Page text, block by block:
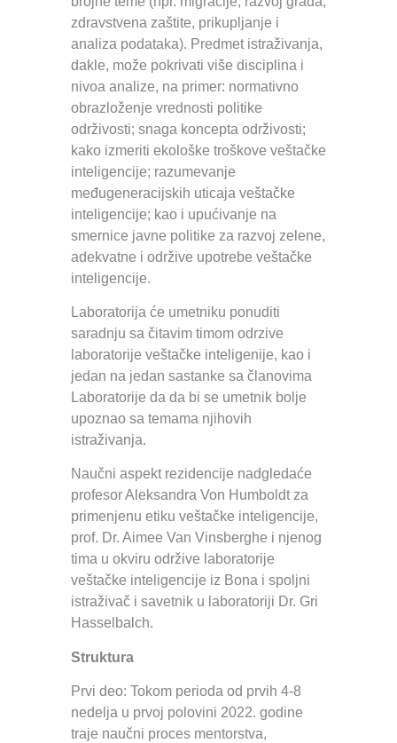
zdravstvena zaštite, prikupljanje i
analiza podataka). Predmet istraživanja,
dakle, može pokrivati više disciplina i
nivoa analize, na primer: normativno
obrazloženje vrednosti politike
održivosti; snaga koncepta održivosti;
kako izmeriti ekološke troškove veštačke
inteligencije; razumevanje
međugeneracijskih uticaja veštačke
inteligencije; kao i upućivanje na
smernice javne politike za razvoj zelene,
adekvatne i održive upotrebe veštačke
inteligencije.
Laboratorija će umetniku ponuditi
saradnju sa čitavim timom odrzive
laboratorije veštačke inteligenije, kao i
jedan na jedan sastanke sa članovima
Laboratorije da da bi se umetnik bolje
upoznao sa temama njihovih
istraživanja.
Naučni aspekt rezidencije nadgledaće
profesor Aleksandra Von Humboldt za
primenjenu etiku veštačke inteligencije,
prof. Dr. Aimee Van Vinsberghe i njenog
tima u okviru održive laboratorije
veštačke inteligencije iz Bona i spoljni
istraživač i savetnik u laboratoriji Dr. Gri
Hasselbalch.
Struktura
Prvi deo: Tokom perioda od prvih 4-8
nedelja u prvoj polovini 2022. godine
traje naučni proces mentorstva,